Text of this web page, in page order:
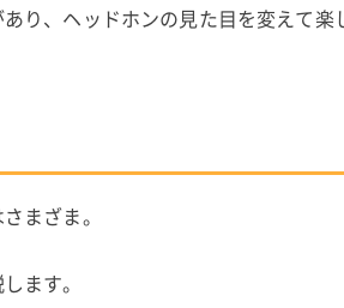
り、ヘッドホンの見た目を変えて楽
まざま。
ます。